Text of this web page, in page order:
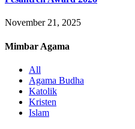
November 21, 2025
Mimbar Agama
All
Agama Budha
Katolik
Kristen
Islam